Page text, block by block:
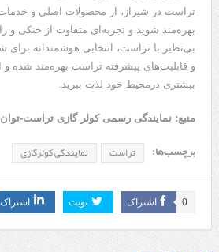
تراست در شیراز، از محصولات اصلی و
بهره‌مند شوید و تجربه‌ای متفاوت از خنکی و
بی‌نظیر با تراست، انتخابی هوشمندانه
و قابلیت‌های پیشرفته تراست بهره‌مند شده و
بیشتری درمحیط خود لذت ببرید.
منبع: نمایندگی رسمی کولر گازی تراست-توان
برچسب‌ها: تراست نمایندگی کولرگازی
اشتراک 0 تویت اشتراک